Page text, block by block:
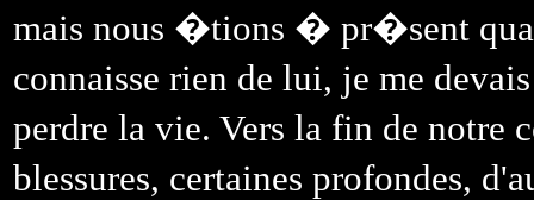
mais nous �tions � pr�sent
connaisse rien de lui, je me
perdre la vie. Vers la fin de notre
blessures, certaines profondes,